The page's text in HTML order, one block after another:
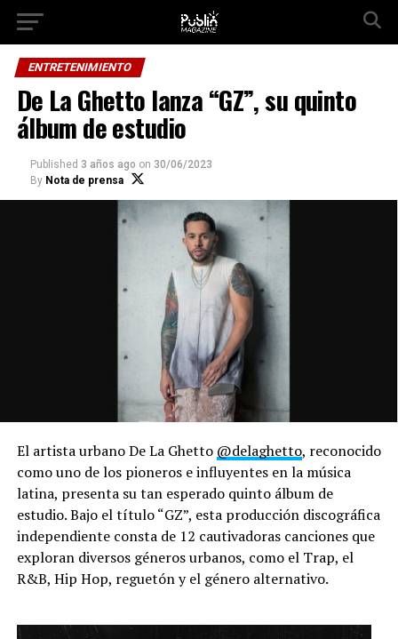
ENTRETENIMIENTO
De La Ghetto lanza “GZ”, su quinto
álbum de estudio
Published 3 años ago on 30/06/2023
By Nota de prensa
El artista urbano De La Ghetto @delaghetto, reconocido
como uno de los pioneros e influyentes en la música
latina, presenta su tan esperado quinto álbum de
estudio. Bajo el título “GZ”, esta producción discográfica
independiente consta de 12 cautivadoras canciones que
exploran diversos géneros urbanos, como el Trap, el
R&B, Hip Hop, reguetón y el género alternativo.
Ir a la versión móvil